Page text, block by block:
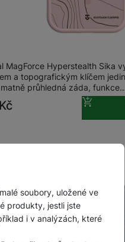
soubory, uložené ve
produkty, jestli jste
i v analýzách, které
MagForce Hyperstealth
MagForce Hyperstealth Sika
a topografickým klíčem
průhledná záda, funkce…
Kč